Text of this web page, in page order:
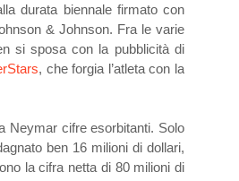
durata biennale firmato con
& Johnson. Fra le varie
si sposa con la pubblicità di
, che forgia l’atleta con la
Neymar cifre esorbitanti. Solo
ben 16 milioni di dollari,
la cifra netta di 80 milioni di